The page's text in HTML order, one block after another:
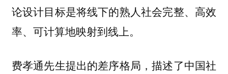
论设计目标是将线下的熟人社会完整、高效
率、可计算地映射到线上。
费孝通先生提出的差序格局，描述了中国社